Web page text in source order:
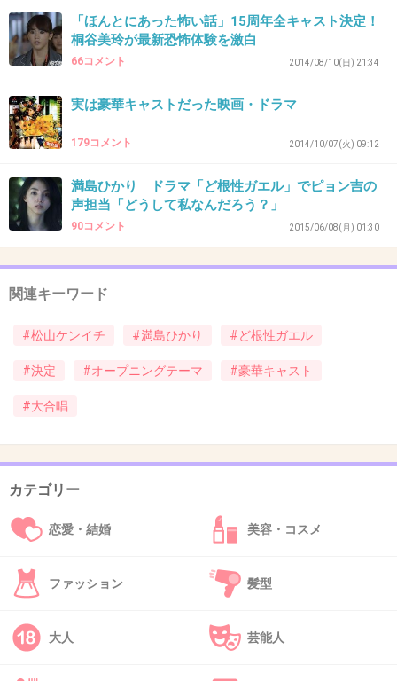
39. 匿名2015/06/27(土) 10:32:21
36
の決意でもする流れなのかしら
-1
40. 匿名2015/06/27(土) 10:35:39
ないよね。
松ケン！ど根性ガエル出るならデスノートに出
てよ！Lになってよ〜！と叫んだ。
+94
42. 匿名
松山ケンイチ
この人の良さって全く分からない
「ほんとにあった怖い話」15周年全キャスト決定！
桐谷美玲が最新恐怖体験を激白
66コメント 2014/08/10(日) 21:34
実は豪華キャストだった映画・ドラマ
179コメント 2014/10/07(火) 09:12
満島ひかり ドラマ「ど根性ガエル」でピョン吉の
声担当「どうして私なんだろう？」
90コメント 2015/06/08(月) 01:30
関連キーワード
#松山ケンイチ #満島ひかり #ど根性ガエル
#決定 #オープニングテーマ #豪華キャスト
#大合唱
カテゴリー
恋愛・結婚 美容・コスメ
ファッション 髪型
大人 芸能人